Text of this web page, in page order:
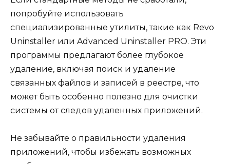
попробуйте использовать
специализированные утилиты, такие как Revo
Uninstaller или Advanced Uninstaller PRO. Эти
программы предлагают более глубокое
удаление, включая поиск и удаление
связанных файлов и записей в реестре, что
может быть особенно полезно для очистки
системы от следов удаленных приложений.
Не забывайте о правильности удаления
приложений, чтобы избежать возможных